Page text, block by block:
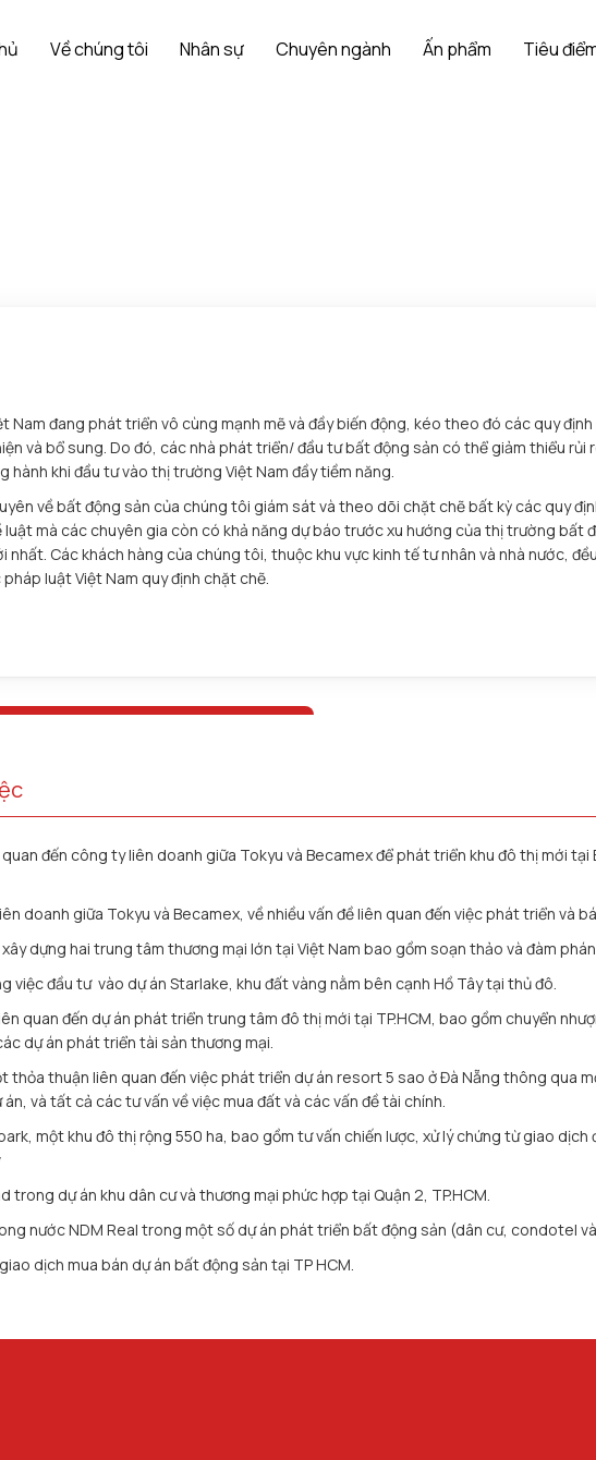
Về chúng tôi Nhân sự Chuyên ngành Ấn phẩm Tiêu
Nam đang phát triển vô cùng mạnh mẽ và đầy biến động, kéo theo đó các quy
và bổ sung. Do đó, các nhà phát triển/ đầu tư bất động sản có thể giảm thiểu rủi
hành khi đầu tư vào thị trường Việt Nam đầy tiềm năng.
về bất động sản của chúng tôi giám sát và theo dõi chặt chẽ bất kỳ các quy
luật mà các chuyên gia còn có khả năng dự báo trước xu hướng của thị trường bất
nhất. Các khách hàng của chúng tôi, thuộc khu vực kinh tế tư nhân và nhà nước,
luật Việt Nam quy định chặt chẽ.
đến công ty liên doanh giữa Tokyu và Becamex để phát triển khu đô thị mới
doanh giữa Tokyu và Becamex, về nhiều vấn đề liên quan đến việc phát triển và
dựng hai trung tâm thương mại lớn tại Việt Nam bao gồm soạn thảo và đàm
đầu tư vào dự án Starlake, khu đất vàng nằm bên cạnh Hồ Tây tại thủ đô.
quan đến dự án phát triển trung tâm đô thị mới tại TP.HCM, bao gồm chuyển
dự án phát triển tài sản thương mại.
thuận liên quan đến việc phát triển dự án resort 5 sao ở Đà Nẵng thông qua
và tất cả các tư vấn về việc mua đất và các vấn đề tài chính.
một khu đô thị rộng 550 ha, bao gồm tư vấn chiến lược, xử lý chứng từ giao
trong dự án khu dân cư và thương mại phức hợp tại Quận 2, TP.HCM.
nước NDM Real trong một số dự án phát triển bất động sản (dân cư, condotel và
dịch mua bán dự án bất động sản tại TP HCM.